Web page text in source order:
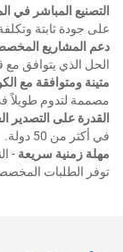
التصنيع المباشر في
على جودة ثابتة
دعم المشاريع
الحل الذي يتوافق مع
متينة ومتوافقة مع
مصممة لتدوم طويلاً
القدرة على التصدير
في أكثر من 50 دولة.
مهلة زمنية سريعة
توفر الطلبات